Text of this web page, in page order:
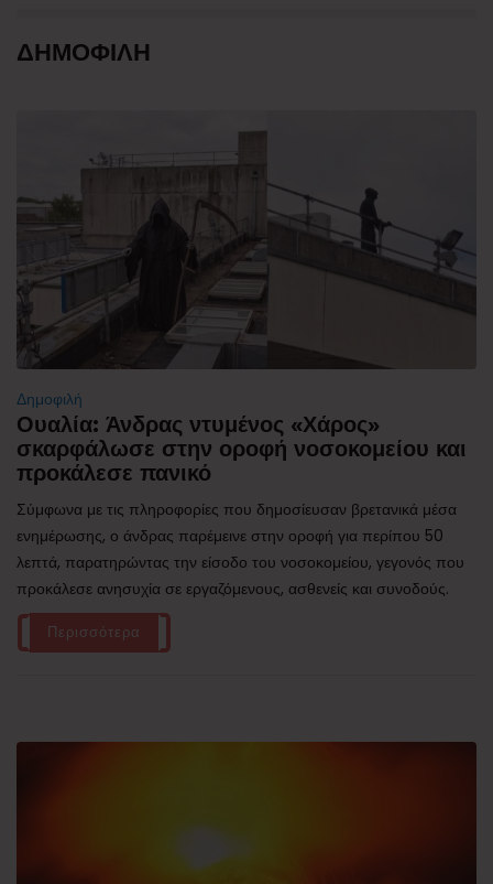
ΔΗΜΟΦΙΛΗ
Δημοφιλή
Ουαλία: Άνδρας ντυμένος «Χάρος»
σκαρφάλωσε στην οροφή νοσοκομείου και
προκάλεσε πανικό
Σύμφωνα με τις πληροφορίες που δημοσίευσαν βρετανικά μέσα
ενημέρωσης, ο άνδρας παρέμεινε στην οροφή για περίπου 50
λεπτά, παρατηρώντας την είσοδο του νοσοκομείου, γεγονός που
προκάλεσε ανησυχία σε εργαζόμενους, ασθενείς και συνοδούς.
Περισσότερα